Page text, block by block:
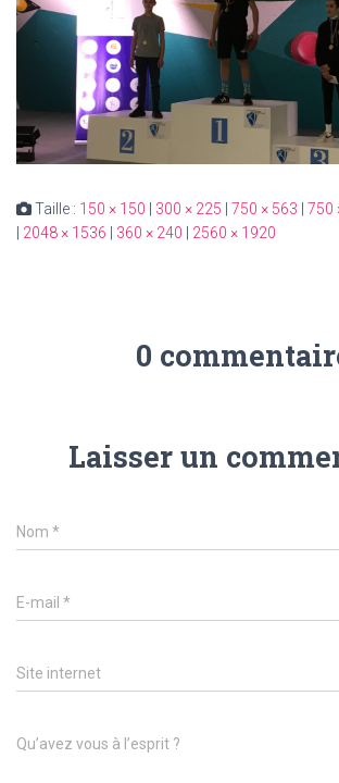
Taille : 150 × 150 | 300 × 225 | 750 × 563 | 750
| 2048 × 1536 | 360 × 240 | 2560 × 1920
0
Laisser un
Nom *
E-mail *
Site internet
Qu’avez vous à l’esprit ?